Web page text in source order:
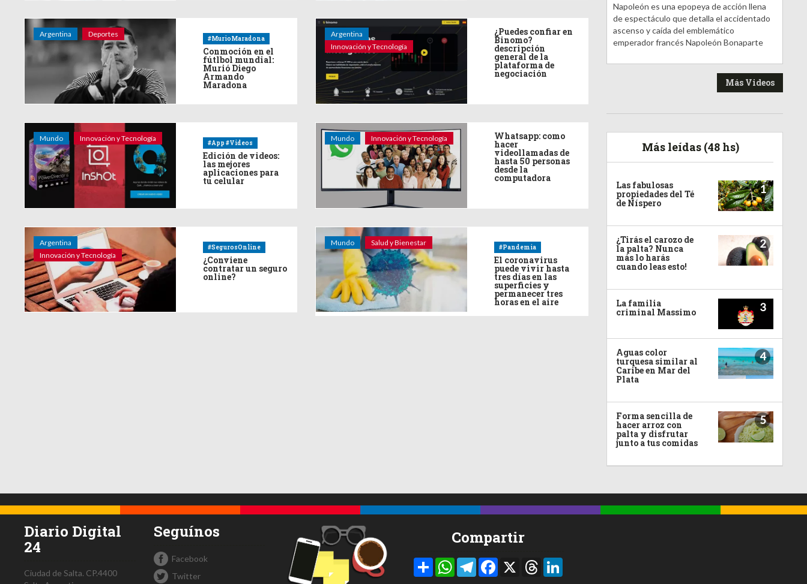
Argentina Deportes
#MurioMaradona
Conmoción en el
fútlbol mundial:
Murió Diego
Armando
Maradona
Argentina
Innovación y Tecnología
¿Puedes confiar en
Binomo?
descripción
general de la
plataforma de
negociación
Mundo Innovación y Tecnología
#App #Videos
Edición de videos:
las mejores
aplicaciones para
tu celular
Mundo Innovación y Tecnología Whatsapp: como
hacer
videollamadas de
hasta 50 personas
desde la
computadora
Argentina
Innovación y Tecnología
#SegurosOnline
¿Conviene
contratar un seguro
online?
Mundo Salud y Bienestar
#Pandemia
El coronavirus
puede vivir hasta
tres días en las
superficies y
permanecer tres
horas en el aire
Napoleón es una epopeya de acción llena
de espectáculo que detalla el accidentado
ascenso y caída del emblemático
emperador francés Napoleón Bonaparte
Más Videos
Más leídas (48 hs)
Las fabulosas
propiedades del Té
de Níspero
1
¿Tirás el carozo de
la palta? Nunca
más lo harás
cuando leas esto!
2
La familia
criminal Massimo 3
Aguas color
turquesa similar al
Caribe en Mar del
Plata
4
Forma sencilla de
hacer arroz con
palta y disfrutar
junto a tus comidas
5
Diario Digital
24
Ciudad de Salta. CP.4400
Seguínos
Facebook
Twitter
Compartir
CompartirWhatsAppTelegramFacebook Threads